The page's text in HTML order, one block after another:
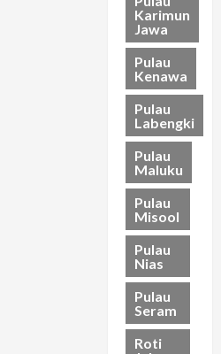
Karimun
Jawa
Pulau
Kenawa
Pulau
Labengki
Pulau
Maluku
Pulau
Misool
Pulau
Nias
Pulau
Seram
Roti